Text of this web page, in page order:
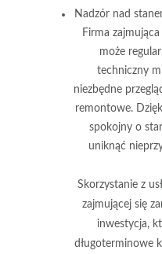
Nadzór nad
Firma
może
techniczny
niezbędne
remontowe.
spokojny o
uniknąć
Skorzystanie z
zajmującej się
inwestycja,
długoterminowe